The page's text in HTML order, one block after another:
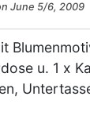
June 5/6, 2009
u. 1 x